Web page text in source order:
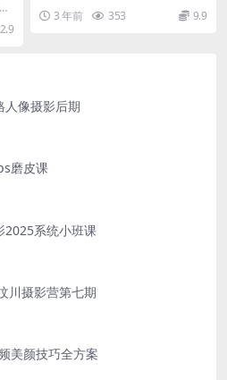
3 年前 353 9.9
人像摄影后期
磨皮课
2025系统小班课
川摄影营第七期
美颜技巧全方案